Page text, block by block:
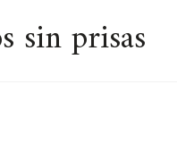
sin prisas